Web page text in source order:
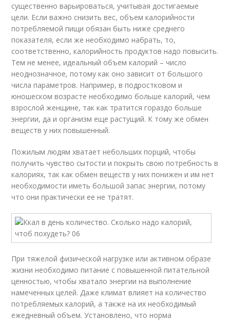
существенно варьироваться, учитывая достигаемые
цели. Если важно снизить вес, объем калорийности
потребляемой пищи обязан быть ниже среднего
показателя, если же необходимо набрать, то,
соответственно, калорийность продуктов надо повысить.
Тем не менее, идеальный объем калорий – число
неоднозначное, потому как оно зависит от большого
числа параметров. Например, в подростковом и
юношеском возрасте необходимо больше калорий, чем
взрослой женщине, так как тратится гораздо больше
энергии, да и организм еще растущий. К тому же обмен
веществ у них повышенный.
Пожилым людям хватает небольших порций, чтобы
получить чувство сытости и покрыть свою потребность в
калориях, так как обмен веществ у них понижен и им нет
необходимости иметь большой запас энергии, потому
что они практически ее не тратят.
При тяжелой физической нагрузке или активном образе
жизни необходимо питание с повышенной питательной
ценностью, чтобы хватало энергии на выполнение
намеченных целей. Даже климат влияет на количество
потребляемых калорий, а также на их необходимый
ежедневный объем. Установлено, что норма